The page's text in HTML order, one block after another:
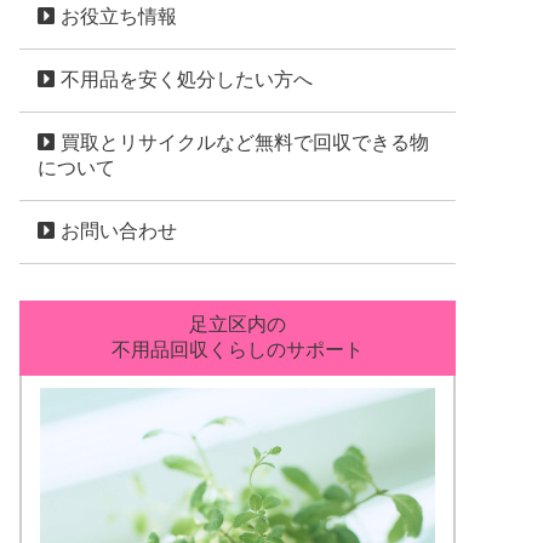
お役立ち情報
不用品を安く処分したい方へ
買取とリサイクルなど無料で回収できる物
について
お問い合わせ
足立区内の
不用品回収くらしのサポート